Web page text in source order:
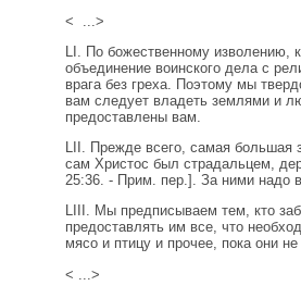
< ...>
LI. По божественному изволению,
объединение воинского дела с
врага без греха. Поэтому мы
вам следует владеть землями и
предоставлены вам.
LII. Прежде всего, самая большая
сам Христос был страдальцем,
25:36. - Прим. пер.]. За ними надо
LIII. Мы предписываем тем, кто
предоставлять им все, что
мясо и птицу и прочее, пока они
< ...>